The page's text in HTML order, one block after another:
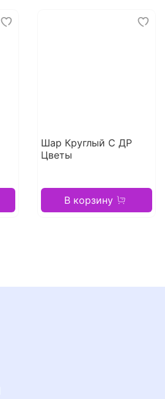
Шар Круглый С ДР
Цветы
В корзину